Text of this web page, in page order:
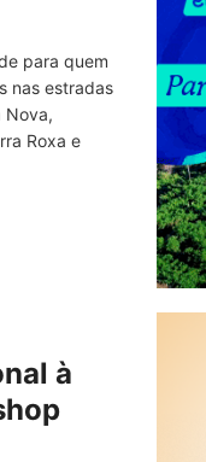
para quem
nas estradas
Nova,
Roxa e
à